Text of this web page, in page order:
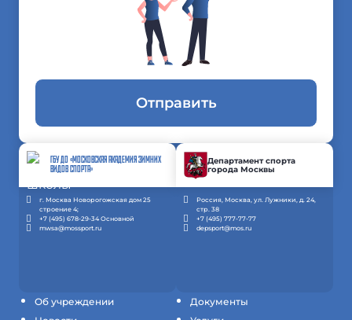
Об учреждении
Документы
Отправить
ГБУ ДО «МОСКОВСКАЯ АКАДЕМИЯ ЗИМНИХ
ВИДОВ СПОРТА»
г. Москва Новорогожская дом 25
строение 4;
+7 (495) 678-29-34 Основной
mwsa@mossport.ru
Департамент спорта
города Москвы
Россия, Москва, ул. Лужники, д. 24,
стр. 38
+7 (495) 777-77-77
depsport@mos.ru